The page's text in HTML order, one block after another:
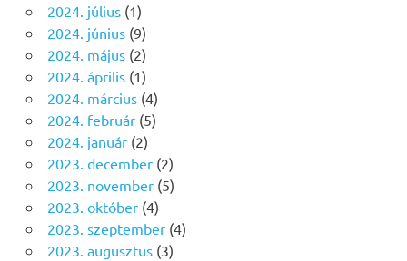
2024. július(1)
2024. június(9)
2024. május(2)
2024. április(1)
2024. március(4)
2024. február(5)
2024. január(2)
2023. december(2)
2023. november(5)
2023. október(4)
2023. szeptember(4)
2023. augusztus(3)